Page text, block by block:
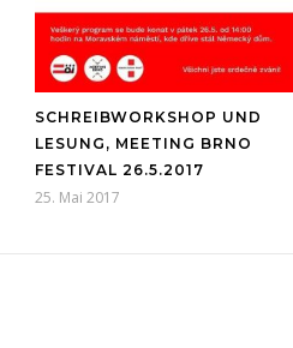
SCHREIBWORKSHOP UND
LESUNG, MEETING BRNO
FESTIVAL 26.5.2017
25. Mai 2017